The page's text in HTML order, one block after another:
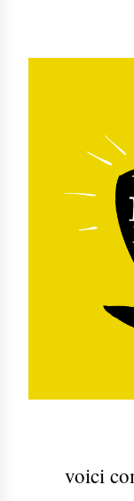
voici